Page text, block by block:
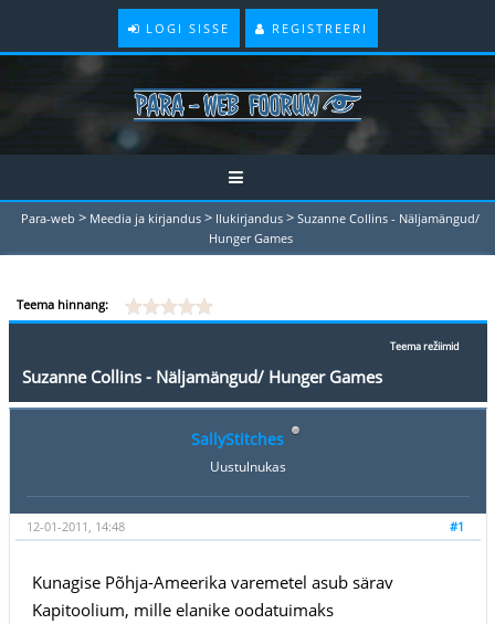
LOGI SISSE REGISTREERI
Para-web > Meedia ja kirjandus > Ilukirjandus > Suzanne Collins - Näljamängud/
Hunger Games
Teema hinnang:
Teema režiimid
Suzanne Collins - Näljamängud/ Hunger Games
SallyStitches
Uustulnukas
#1
12-01-2011, 14:48
Kunagise Põhja-Ameerika varemetel asub särav
Kapitoolium, mille elanike oodatuimaks